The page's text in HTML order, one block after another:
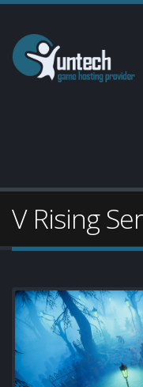
V Rising